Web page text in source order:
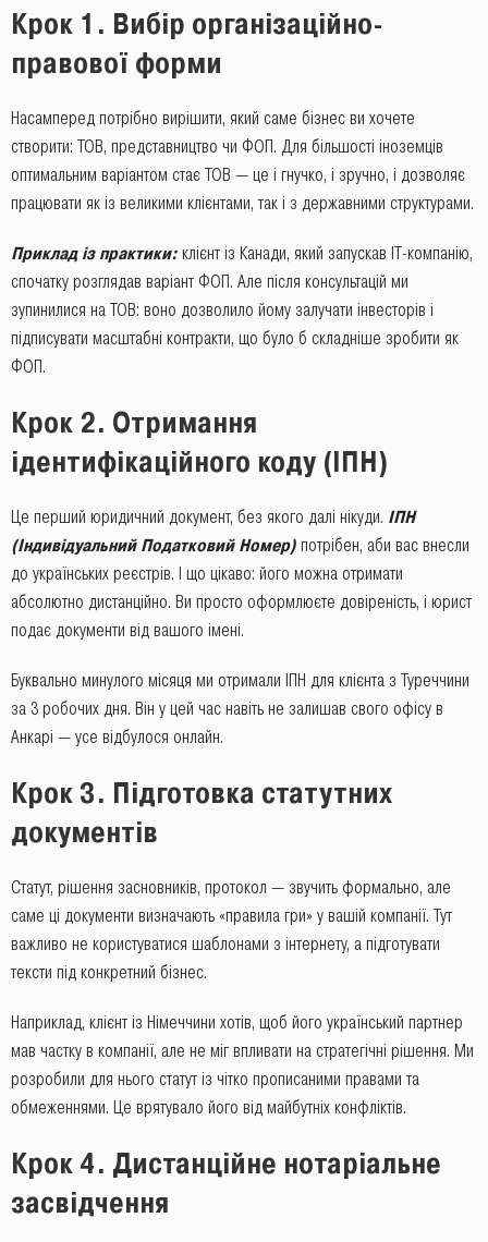
Крок 1. Вибір організаційно-
правової форми
Насамперед потрібно вирішити, який саме бізнес ви хочете
створити: ТОВ, представництво чи ФОП. Для більшості іноземців
оптимальним варіантом стає ТОВ — це і гнучко, і зручно, і дозволяє
працювати як із великими клієнтами, так і з державними структурами.
Приклад із практики: клієнт із Канади, який запускав IT-компанію,
спочатку розглядав варіант ФОП. Але після консультацій ми
зупинилися на ТОВ: воно дозволило йому залучати інвесторів і
підписувати масштабні контракти, що було б складніше зробити як
ФОП.
Крок 2. Отримання
ідентифікаційного коду (ІПН)
Це перший юридичний документ, без якого далі нікуди. ІПН
(Індивідуальний Податковий Номер) потрібен, аби вас внесли
до українських реєстрів. І що цікаво: його можна отримати
абсолютно дистанційно. Ви просто оформлюєте довіреність, і юрист
подає документи від вашого імені.
Буквально минулого місяця ми отримали ІПН для клієнта з Туреччини
за 3 робочих дня. Він у цей час навіть не залишав свого офісу в
Анкарі — усе відбулося онлайн.
Крок 3. Підготовка статутних
документів
Статут, рішення засновників, протокол — звучить формально, але
саме ці документи визначають «правила гри» у вашій компанії. Тут
важливо не користуватися шаблонами з інтернету, а підготувати
тексти під конкретний бізнес.
Наприклад, клієнт із Німеччини хотів, щоб його український партнер
мав частку в компанії, але не міг впливати на стратегічні рішення. Ми
розробили для нього статут із чітко прописаними правами та
обмеженнями. Це врятувало його від майбутніх конфліктів.
Крок 4. Дистанційне нотаріальне
засвідчення